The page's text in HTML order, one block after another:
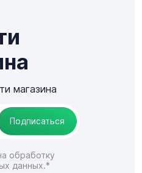
магазина
Подписаться
обработку
данных.*